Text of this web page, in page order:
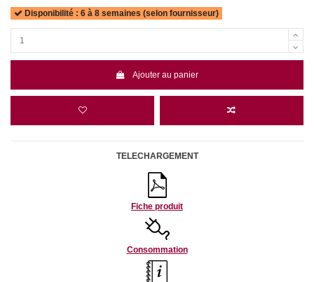
Disponibilité : 6 à 8 semaines (selon fournisseur)
Ajouter au panier
TELECHARGEMENT
Fiche produit
Consommation